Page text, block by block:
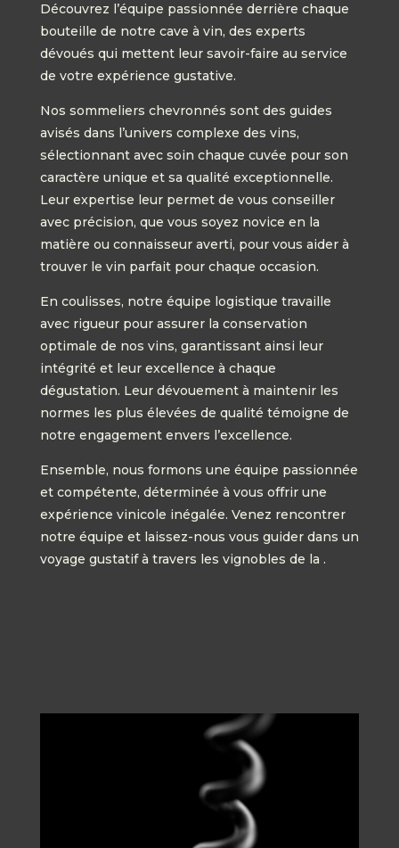
Découvrez l’équipe passionnée derrière chaque
bouteille de notre cave à vin, des experts
dévoués qui mettent leur savoir-faire au service
de votre expérience gustative.
Nos sommeliers chevronnés sont des guides
avisés dans l’univers complexe des vins,
sélectionnant avec soin chaque cuvée pour son
caractère unique et sa qualité exceptionnelle.
Leur expertise leur permet de vous conseiller
avec précision, que vous soyez novice en la
matière ou connaisseur averti, pour vous aider à
trouver le vin parfait pour chaque occasion.
En coulisses, notre équipe logistique travaille
avec rigueur pour assurer la conservation
optimale de nos vins, garantissant ainsi leur
intégrité et leur excellence à chaque
dégustation. Leur dévouement à maintenir les
normes les plus élevées de qualité témoigne de
notre engagement envers l’excellence.
Ensemble, nous formons une équipe passionnée
et compétente, déterminée à vous offrir une
expérience vinicole inégalée. Venez rencontrer
notre équipe et laissez-nous vous guider dans un
voyage gustatif à travers les vignobles de la .